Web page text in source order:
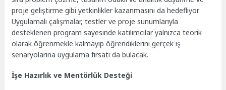
proje geliştirme gibi yetkinlikler kazanmasını da hedefliyor.
Uygulamalı çalışmalar, testler ve proje sunumlarıyla
desteklenen program sayesinde katılımcılar yalnızca teorik
olarak öğrenmekle kalmayıp öğrendiklerini gerçek iş
senaryolarına uygulama fırsatı da bulacak.
İşe Hazırlık ve Mentörlük Desteği